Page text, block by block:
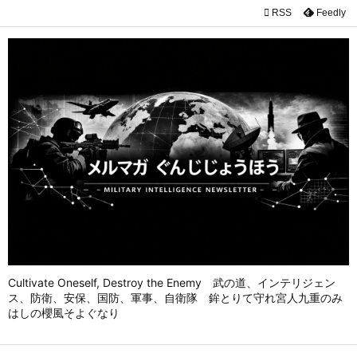
Cultivate Oneself, Destroy the Enemy 武の道、インテリジェン
ス、防衛、安保、国防、軍事、自衛隊 鉾とりて守れ宮人九重のみ
はしの櫻風そよぐなり


次へ

検索
 RSS Feedly